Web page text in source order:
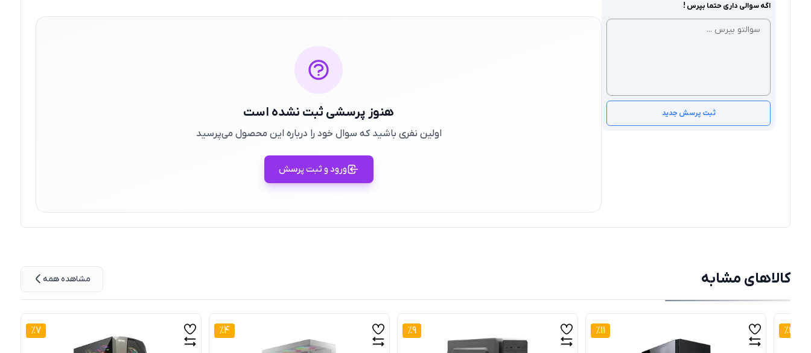
اگه سوالی داری حتما بپرس !
ثبت پرسش جدید هنوز پرسشی ثبت نشده است
اولین نفری باشید که سوال خود را درباره این محصول می‌پرسید
ورود و ثبت پرسش
کالاهای مشابه مشاهده همه
7
% 4
% 9
% 11
% 29
%